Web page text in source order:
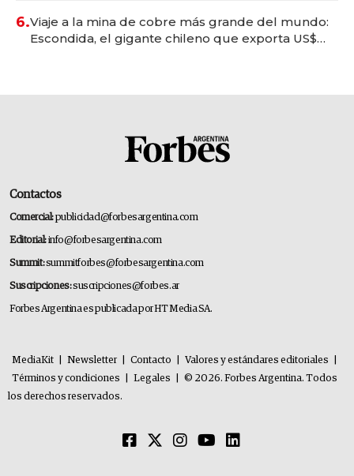
6.Viaje a la mina de cobre más grande del mundo:
Escondida, el gigante chileno que exporta US$
Contactos
Comercial:publicidad@forbesargentina.com
Editorial:info@forbesargentina.com
Summit:summitforbes@forbesargentina.com
Suscripciones:suscripciones@forbes.ar
Forbes Argentina es publicada por HT Media SA.
MediaKit Newsletter Contacto Valores y estándares editoriales
Términos y condiciones
Legales
© 2026. Forbes Argentina. Todos
los derechos reservados.